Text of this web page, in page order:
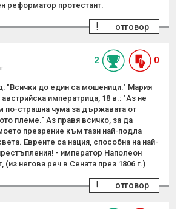
реформатор протестант.
отговор
!
2 0
"Всички до един са мошеници." Мария
императрица, 18 в.: "Аз не
по-страшна чума за държавата от
племе." Аз правя всичко, за да
презрение към тази най-подла
Евреите сa нация, способна на най-
- император Наполеон
(из негова реч в Сената през 1806 г.)
отговор
!